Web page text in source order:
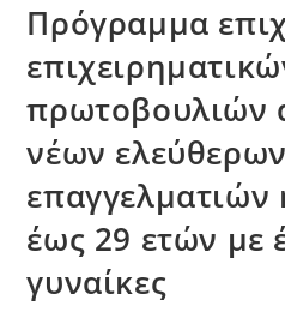
Πρόγραμμα
πρωτοβουλιών
νέων ελεύθερων
επαγγελματιών
έως 29 ετών με
γυναίκες